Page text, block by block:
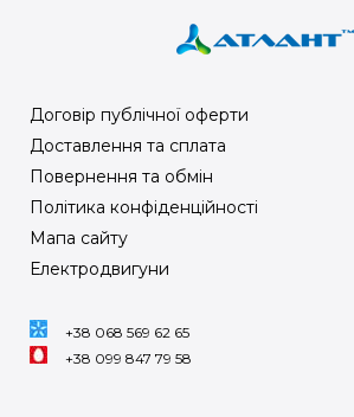
Договір публічної оферти
Доставлення та сплата
Повернення та обмін
Політика конфіденційності
Мапа сайту
Електродвигуни
+38 068 569 62 65
+38 099 847 79 58